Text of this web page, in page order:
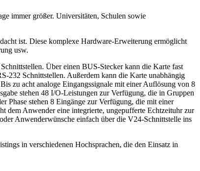
immer größer. Universitäten, Schulen sowie
ist. Diese komplexe Hardware-Erweiterung ermöglicht
usw.
Über einen BUS-Stecker kann die Karte fast
232 Schnittstellen. Außerdem kann die Karte unabhängig
zu acht analoge Eingangssignale mit einer Auflösung von 8
stehen 48 I/O-Leistungen zur Verfügung, die in Gruppen
Phase stehen 8 Eingänge zur Verfügung, die mit einer
dem Anwender eine integrierte, ungepufferte Echtzeituhr zur
Anwenderwünsche einfach über die V24-Schnittstelle ins
in verschiedenen Hochsprachen, die den Einsatz in